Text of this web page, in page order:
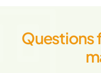
Questions